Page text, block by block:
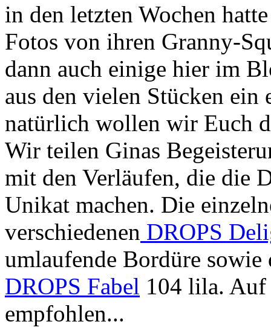
in den letzten Wochen
Fotos von ihren Granny-
dann auch einige hier im
aus den vielen Stücken ein
natürlich wollen wir Euch
Wir teilen Ginas
mit den Verläufen, die die
Unikat machen. Die
verschiedenen DROPS
umlaufende Bordüre sowie
DROPS Fabel 104 lila. Auf
empfohlen...